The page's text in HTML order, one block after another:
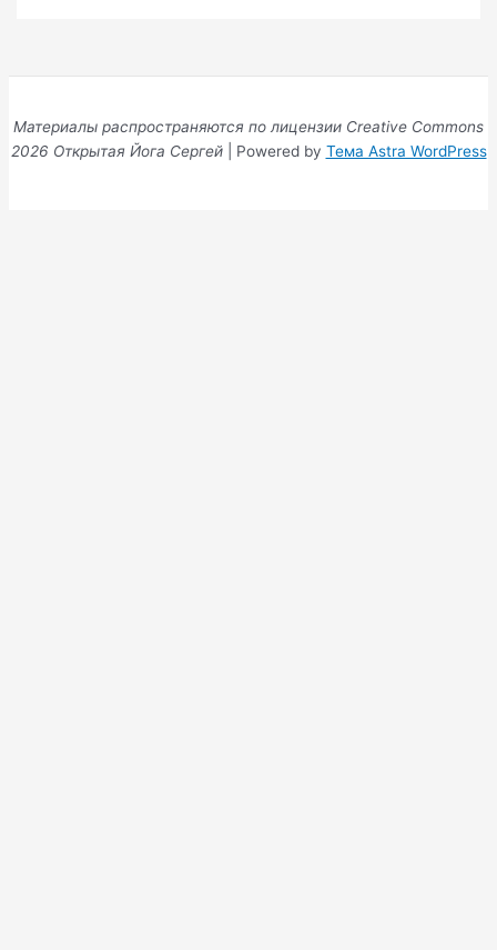
Материалы распространяются по лицензии Creative Commons
2026 Открытая Йога Сергей| Powered by Тема Astra WordPress